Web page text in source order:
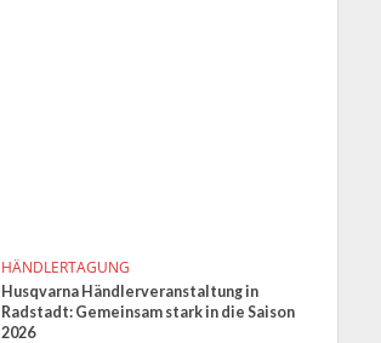
HÄNDLERTAGUNG
Husqvarna Händlerveranstaltung in
Radstadt: Gemeinsam stark in die Saison
2026